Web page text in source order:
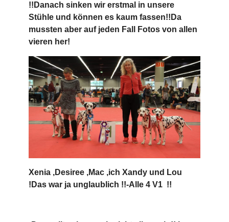
!!Danach sinken wir erstmal in unsere
Stühle und können es kaum fassen!!Da
mussten aber auf jeden Fall Fotos von allen
vieren her!
Xenia ,Desiree ,Mac ,ich Xandy und Lou
!Das war ja unglaublich !!-Alle 4 V1 !!